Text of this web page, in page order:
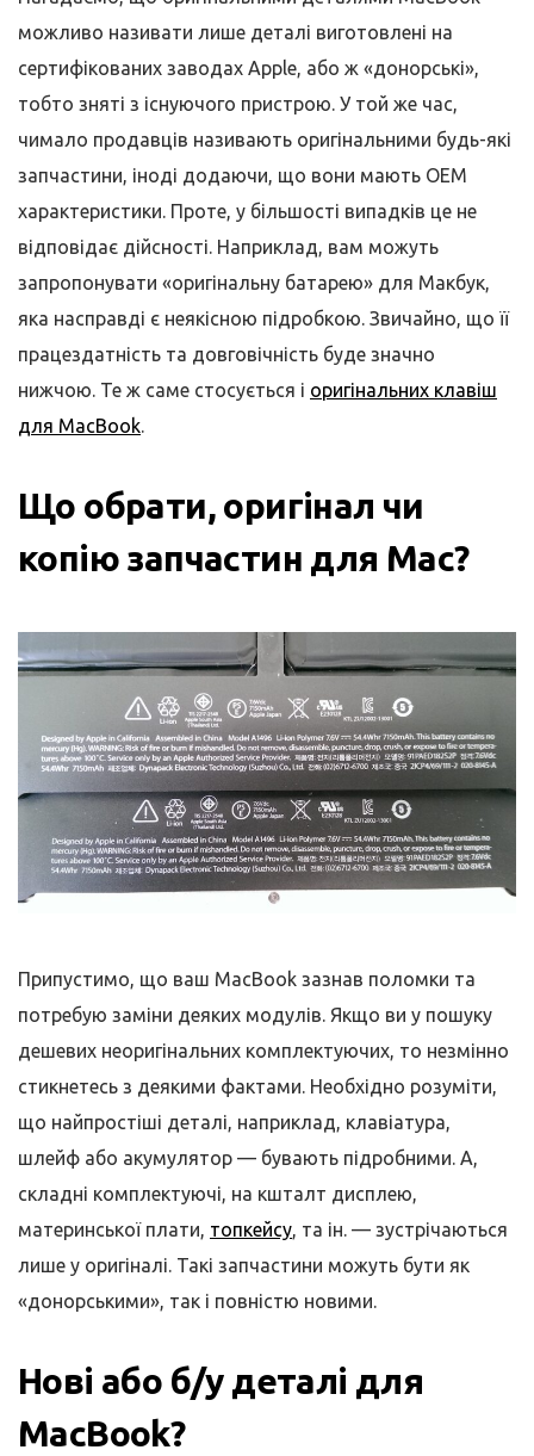
можливо називати лише деталі виготовлені на
сертифікованих заводах Apple, або ж «донорські»,
тобто зняті з існуючого пристрою. У той же час,
чимало продавців називають оригінальними будь-які
запчастини, іноді додаючи, що вони мають OEM
характеристики. Проте, у більшості випадків це не
відповідає дійсності. Наприклад, вам можуть
запропонувати «оригінальну батарею» для Макбук,
яка насправді є неякісною підробкою. Звичайно, що її
працездатність та довговічність буде значно
нижчою. Те ж саме стосується і оригінальних клавіш
для MacBook.
Що обрати, оригінал чи
копію запчастин для Mac?
Припустимо, що ваш MacBook зазнав поломки та
потребую заміни деяких модулів. Якщо ви у пошуку
дешевих неоригінальних комплектуючих, то незмінно
стикнетесь з деякими фактами. Необхідно розуміти,
що найпростіші деталі, наприклад, клавіатура,
шлейф або акумулятор — бувають підробними. А,
складні комплектуючі, на кшталт дисплею,
материнської плати, топкейсу, та ін. — зустрічаються
лише у оригіналі. Такі запчастини можуть бути як
«донорськими», так і повністю новими.
Нові або б/у деталі для
MacBook?